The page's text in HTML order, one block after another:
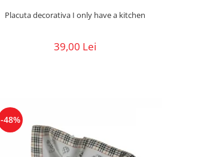
Placuta decorativa I only have a kitchen
39,00 Lei
-48%